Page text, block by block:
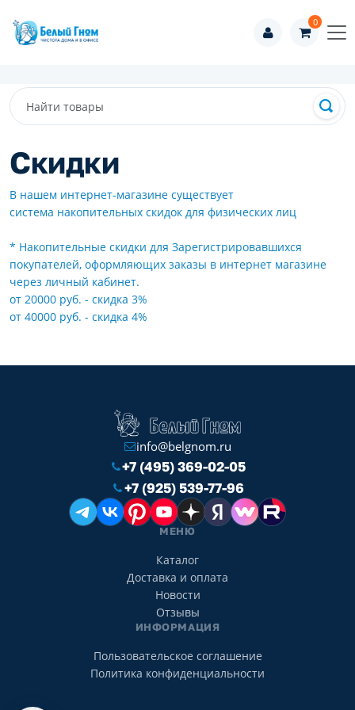
0
Скидки
В нашем интернет-магазине существует
система накопительных скидок для физических лиц
* Накопительные скидки для Зарегистрировавшихся
покупателей, оформляющих заказы в интернет магазине
через личный кабинет.
от 20000 руб. - скидка 3%
от 40000 руб. - скидка 4%
info@belgnom.ru
+7 (495) 369-02-05
+7 (925) 539-77-96
МЕНЮ
Каталог
Доставка и оплата
Новости
Отзывы
ИНФОРМАЦИЯ
Пользовательское соглашение
Политика конфиденциальности